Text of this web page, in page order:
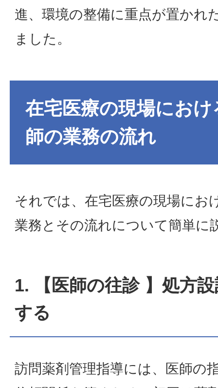
進、環境の整備に重点が置かれ
ました。
在宅医療の現場におけ
師の業務の流れ
それでは、在宅医療の現場にお
業務とその流れについて簡単に
1. 【医師の往診 】処方
する
訪問薬剤管理指導には、医師の